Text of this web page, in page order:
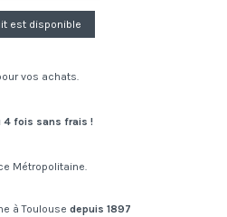
vos achats.
4 fois sans frais !
Métropolitaine.
à Toulouse depuis 1897